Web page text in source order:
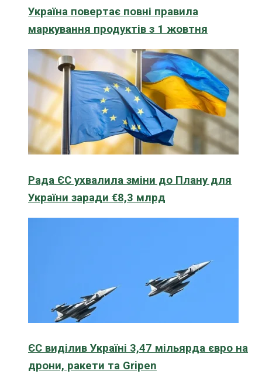
Україна повертає повні правила
маркування продуктів з 1 жовтня
Рада ЄС ухвалила зміни до Плану для
України заради €8,3 млрд
ЄС виділив Україні 3,47 мільярда євро на
дрони, ракети та Gripen